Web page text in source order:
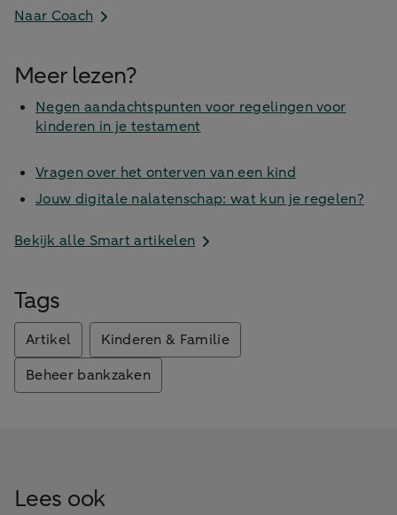
Naar Coach
Meer lezen?
Negen aandachtspunten voor regelingen voor
kinderen in je testament
Vragen over het onterven van een kind
Jouw digitale nalatenschap: wat kun je regelen?
Bekijk alle Smart artikelen
Tags
Artikel
Kinderen & Familie
Beheer bankzaken
Lees ook